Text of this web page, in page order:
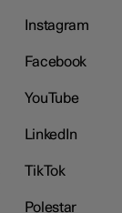
Instagram
Facebook
YouTube
LinkedIn
TikTok
Polestar